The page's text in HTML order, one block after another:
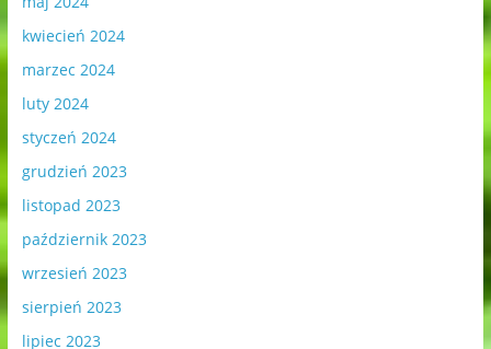
kwiecień 2024
marzec 2024
luty 2024
styczeń 2024
grudzień 2023
listopad 2023
październik 2023
wrzesień 2023
sierpień 2023
lipiec 2023